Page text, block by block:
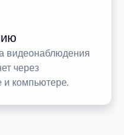
видеонаблюдения
через
компьютере.